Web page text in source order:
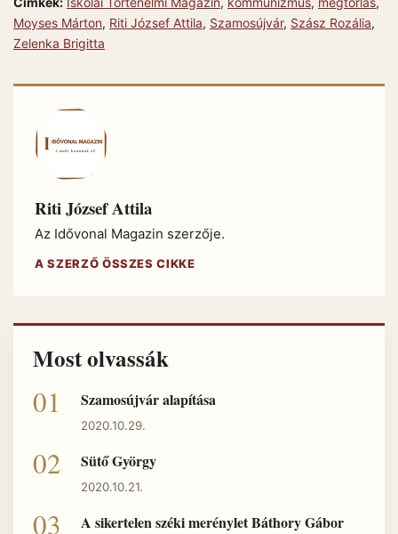
Moyses Márton, Riti József Attila, Szamosújvár, Szász Rozália,
Zelenka Brigitta
Riti József Attila
Az Idővonal Magazin szerzője.
A SZERZŐ ÖSSZES CIKKE
Most olvassák
Szamosújvár alapítása
2020.10.29.
Sütő György
2020.10.21.
A sikertelen széki merénylet Báthory Gábor